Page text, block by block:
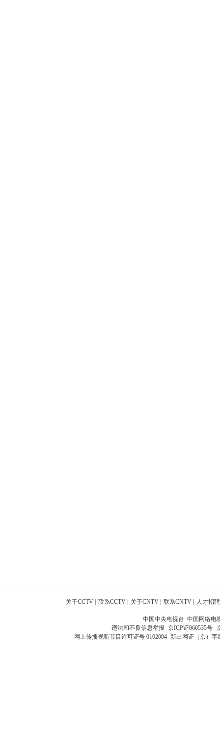
关于CCTV 联系CCTV 关于CNTV 联系CNTV 人才招聘
中国中央电视台 中国网络电
违法和不良信息举报 京ICP证060535号
网上传播视听节目许可证号 0102004 新出网证（京）